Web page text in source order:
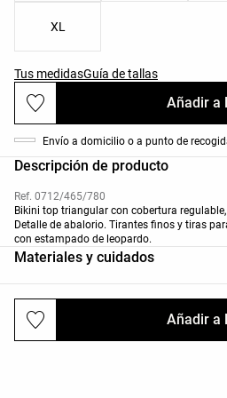
XL
Tus medidasGuía de tallas
Añadir a
Añadir a
Envío a domicilio o a punto de
Descripción de producto
Ref. 0712/465/780
Bikini top triangular con cobertura
Detalle de abalorio. Tirantes finos y tiras
con estampado de leopardo.
Materiales y cuidados
Envíos y devoluciones